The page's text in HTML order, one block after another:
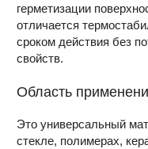
герметизации
отличается
сроком действия без
свойств.
Область
Это универсальный
стекле, полимерах,